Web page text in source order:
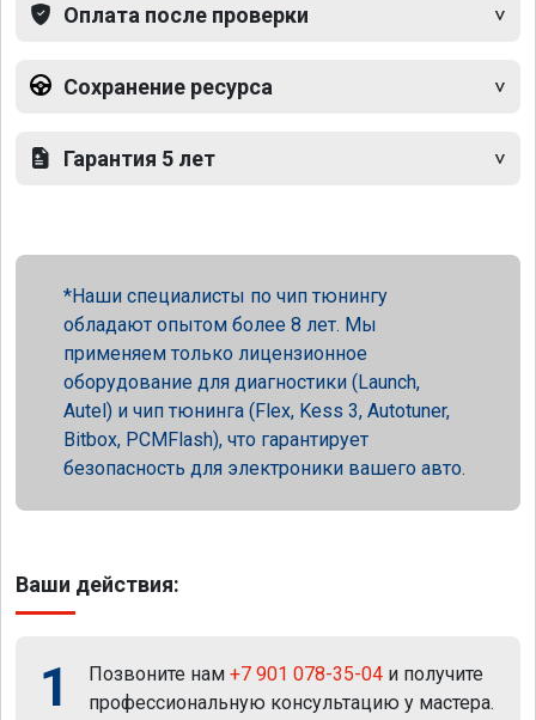
Оплата после проверки
Сохранение ресурса
Гарантия 5 лет
Наши специалисты по чип тюнингу
обладают опытом более 8 лет. Мы
применяем только лицензионное
оборудование для диагностики (Launch,
Autel) и чип тюнинга (Flex, Kess 3, Autotuner,
Bitbox, PCMFlash), что гарантирует
безопасность для электроники вашего авто.
Ваши действия:
1 Позвоните нам +7 901 078-35-04 и получите
профессиональную консультацию у мастера.